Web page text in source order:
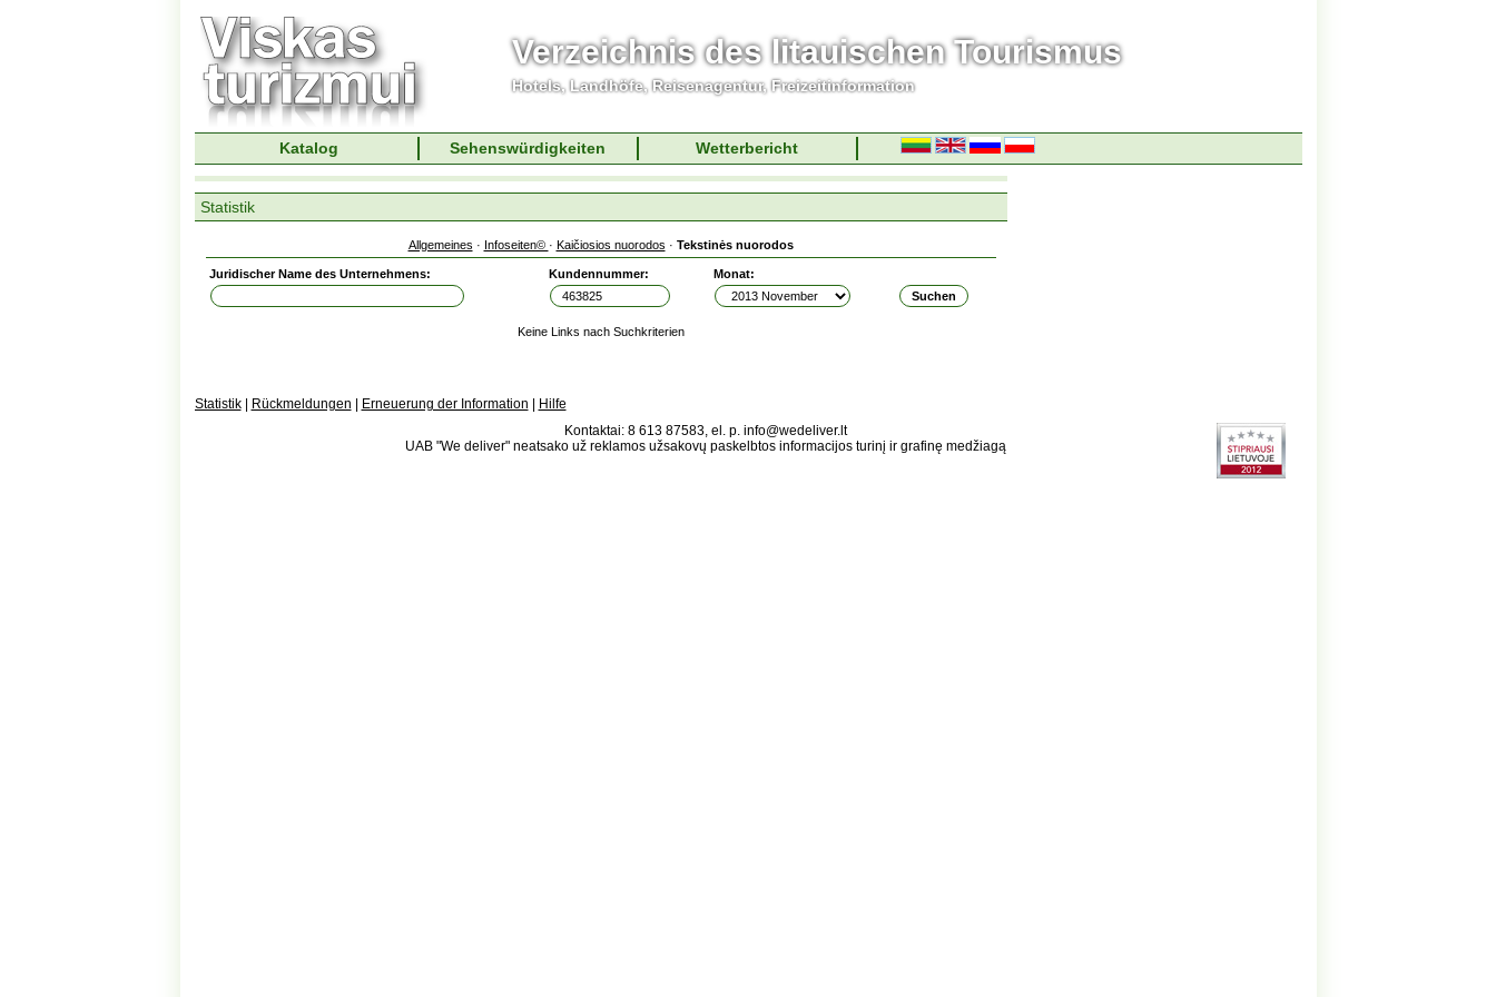
Verzeichnis des litauischen Tourismus
Hotels, Landhöfe, Reisenagentur, Freizeitinformation
Katalog Sehenswürdigkeiten Wetterbericht
Statistik
Allgemeines · Infoseiten© · Kaičiosios nuorodos · Tekstinės nuorodos
Juridischer Name des Unternehmens: Kundennummer: Monat:
Keine Links nach Suchkriterien
Statistik Rückmeldungen Erneuerung der Information
Hilfe
Kontaktai: 8 613 87583, el. p. info@wedeliver.lt
UAB "We deliver" neatsako už reklamos užsakovų paskelbtos informacijos turinį ir grafinę medžiagą